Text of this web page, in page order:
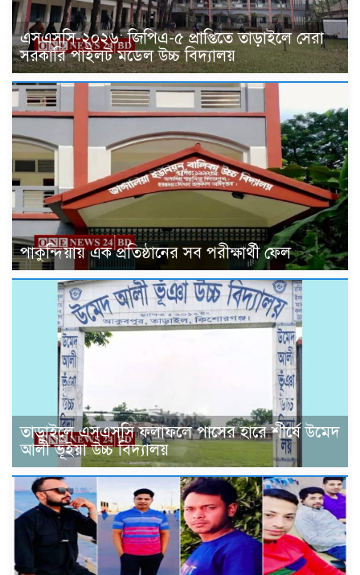
এসএসসি-২০২৬: জিপিএ-৫ প্রাপ্তিতে তাড়াইলে সেরা
সরকারি পাইলট মডেল উচ্চ বিদ্যালয়
পাকুন্দিয়ায় এক প্রতিষ্ঠানের সব পরীক্ষার্থী ফেল
তাড়াইলে এসএসসি ফলাফলে পাসের হারে শীর্ষে উমেদ
আলী ভূঁইয়া উচ্চ বিদ্যালয়